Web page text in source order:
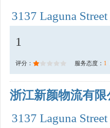
3137 Laguna Street
1
评分： 服务态度： 1
浙江新颜物流有限
3137 Laguna Street